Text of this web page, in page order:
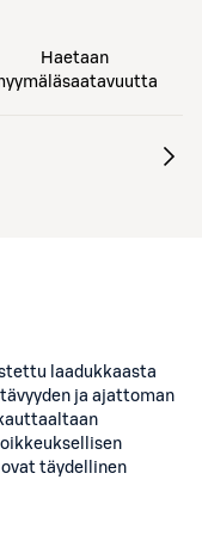
Haetaan
laadukkaasta
ja ajattoman
ovat täydellinen